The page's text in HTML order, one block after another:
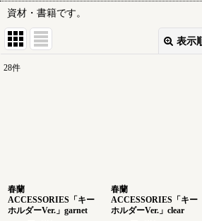
資材・書籍です。
表示
28件
春蘭
ACCESSORIES「キー
ホルダーVer.」garnet
春蘭
ACCESSORIES「キー
ホルダーVer.」clear